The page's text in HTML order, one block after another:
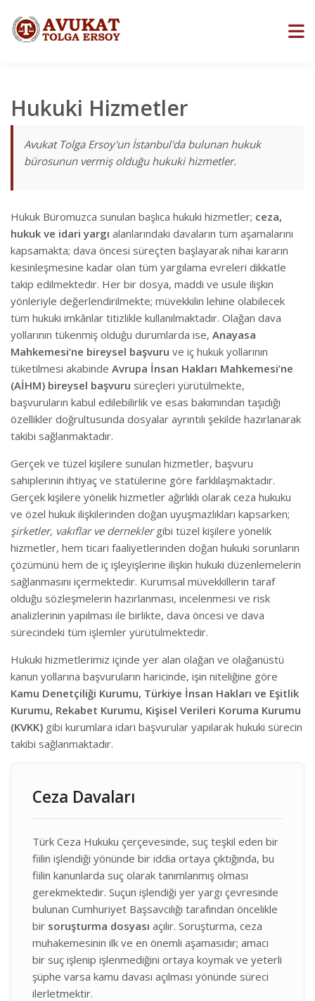
Hukuki Hizmetler
Avukat Tolga Ersoy'un İstanbul'da bulunan hukuk
bürosunun vermiş olduğu hukuki hizmetler.
Hukuk Büromuzca sunulan başlıca hukuki hizmetler; ceza,
hukuk ve idari yargı alanlarındaki davaların tüm aşamalarını
kapsamakta; dava öncesi süreçten başlayarak nihai kararın
kesinleşmesine kadar olan tüm yargılama evreleri dikkatle
takip edilmektedir. Her bir dosya, maddi ve usule ilişkin
yönleriyle değerlendirilmekte; müvekkilin lehine olabilecek
tüm hukuki imkânlar titizlikle kullanılmaktadır. Olağan dava
yollarının tükenmiş olduğu durumlarda ise, Anayasa
Mahkemesi’ne bireysel başvuru ve iç hukuk yollarının
tüketilmesi akabinde Avrupa İnsan Hakları Mahkemesi’ne
(AİHM) bireysel başvuru süreçleri yürütülmekte,
başvuruların kabul edilebilirlik ve esas bakımından taşıdığı
özellikler doğrultusunda dosyalar ayrıntılı şekilde hazırlanarak
takibi sağlanmaktadır.
Gerçek ve tüzel kişilere sunulan hizmetler, başvuru
sahiplerinin ihtiyaç ve statülerine göre farklılaşmaktadır.
Gerçek kişilere yönelik hizmetler ağırlıklı olarak ceza hukuku
ve özel hukuk ilişkilerinden doğan uyuşmazlıkları kapsarken;
şirketler, vakıflar ve derneklergibi tüzel kişilere yönelik
hizmetler, hem ticari faaliyetlerinden doğan hukuki sorunların
çözümünü hem de iç işleyişlerine ilişkin hukuki düzenlemelerin
sağlanmasını içermektedir. Kurumsal müvekkillerin taraf
olduğu sözleşmelerin hazırlanması, incelenmesi ve risk
analizlerinin yapılması ile birlikte, dava öncesi ve dava
sürecindeki tüm işlemler yürütülmektedir.
Hukuki hizmetlerimiz içinde yer alan olağan ve olağanüstü
kanun yollarına başvuruların haricinde, işin niteliğine göre
Kamu Denetçiliği Kurumu, Türkiye İnsan Hakları ve Eşitlik
Kurumu, Rekabet Kurumu, Kişisel Verileri Koruma Kurumu
(KVKK) gibi kurumlara idari başvurular yapılarak hukuki sürecin
takibi sağlanmaktadır.
Ceza Davaları
Türk Ceza Hukuku çerçevesinde, suç teşkil eden bir
fiilin işlendiği yönünde bir iddia ortaya çıktığında, bu
fiilin kanunlarda suç olarak tanımlanmış olması
gerekmektedir. Suçun işlendiği yer yargı çevresinde
bulunan Cumhuriyet Başsavcılığı tarafından öncelikle
bir soruşturma dosyası açılır. Soruşturma, ceza
muhakemesinin ilk ve en önemli aşamasıdır; amacı
bir suç işlenip işlenmediğini ortaya koymak ve yeterli
şüphe varsa kamu davası açılması yönünde süreci
ilerletmektir.